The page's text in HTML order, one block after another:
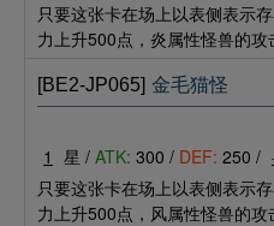
只要这张卡在场上以表侧表示
力上升500点，炎属性怪兽的攻
[BE2-JP065] 金毛猫怪
1 星 / ATK: 300 / DEF: 250 /
只要这张卡在场上以表侧表示
力上升500点，风属性怪兽的攻